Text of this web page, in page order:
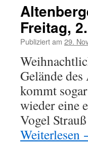
Freitag,
Publiziert am 29.
Gelände
kommt
wieder eine
Vogel
Weiterlesen